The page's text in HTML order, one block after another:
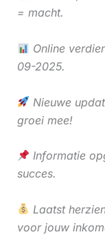
= macht.
Online
09-2025.
Nieuwe
groei mee!
Informatie
succes.
Laatst
voor jouw